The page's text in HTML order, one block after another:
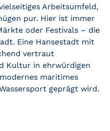
Arbeitsumfeld,
pur. Hier ist immer
oder Festivals – die
Eine Hansestadt mit
vertraut
Kultur in ehrwürdigen
maritimes
geprägt wird.